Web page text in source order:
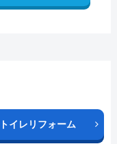
トイレリフォーム